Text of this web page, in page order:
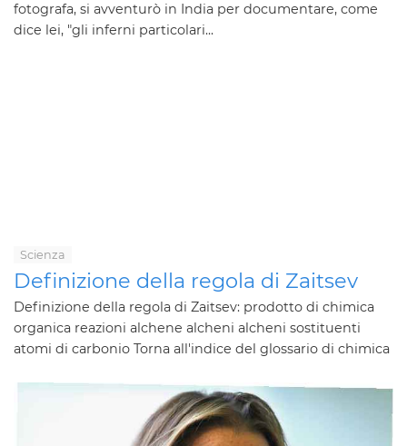
fotografa, si avventurò in India per documentare, come
dice lei, "gli inferni particolari...
Scienza
Definizione della regola di Zaitsev
Definizione della regola di Zaitsev: prodotto di chimica
organica reazioni alchene alcheni alcheni sostituenti
atomi di carbonio Torna all'indice del glossario di chimica